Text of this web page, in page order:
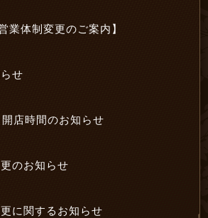
業体制変更のご案内】
せ
店時間のお知らせ
のお知らせ
に関するお知らせ